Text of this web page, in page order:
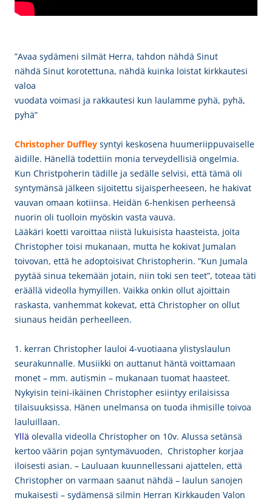
”Avaa sydämeni silmät Herra, tahdon nähdä Sinut
nähdä Sinut korotettuna, nähdä kuinka loistat kirkkautesi
valoa
vuodata voimasi ja rakkautesi kun laulamme pyhä, pyhä,
pyhä”
Christopher Duffley syntyi keskosena huumeriippuvaiselle
äidille. Hänellä todettiin monia terveydellisiä ongelmia.
Kun Christpoherin tädille ja sedälle selvisi, että tämä oli
syntymänsä jälkeen sijoitettu sijaisperheeseen, he hakivat
vauvan omaan kotiinsa. Heidän 6-henkisen perheensä
nuorin oli tuolloin myöskin vasta vauva.
Lääkäri koetti varoittaa niistä lukuisista haasteista, joita
Christopher toisi mukanaan, mutta he kokivat Jumalan
toivovan, että he adoptoisivat Christopherin. ”Kun Jumala
pyytää sinua tekemään jotain, niin toki sen teet”, toteaa täti
eräällä videolla hymyillen. Vaikka onkin ollut ajoittain
raskasta, vanhemmat kokevat, että Christopher on ollut
siunaus heidän perheelleen.
1. kerran Christopher lauloi 4-vuotiaana ylistyslaulun
seurakunnalle. Musiikki on auttanut häntä voittamaan
monet – mm. autismin – mukanaan tuomat haasteet.
Nykyisin teini-ikäinen Christopher esiintyy erilaisissa
tilaisuuksissa. Hänen unelmansa on tuoda ihmisille toivoa
lauluillaan.
Yllä olevalla videolla Christopher on 10v. Alussa setänsä
kertoo väärin pojan syntymävuoden, Christopher korjaa
iloisesti asian. – Lauluaan kuunnellessani ajattelen, että
Christopher on varmaan saanut nähdä – laulun sanojen
mukaisesti – sydämensä silmin Herran Kirkkauden Valon